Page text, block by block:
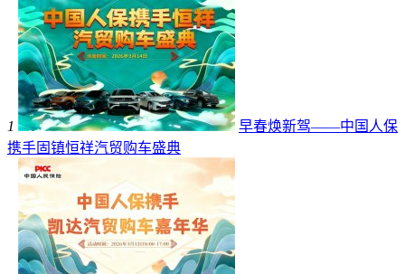
1
早春焕新驾——中国人保
携手固镇恒祥汽贸购车盛典